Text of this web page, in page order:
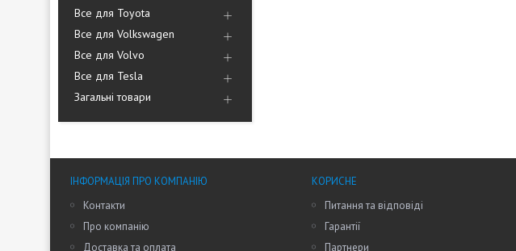
Все для Toyota
Все для Volkswagen
Все для Volvo
Все для Tesla
Загальні товари
ІНФОРМАЦІЯ ПРО КОМПАНІЮ
Контакти
Про компанію
Доставка та оплата
КОРИСНЕ
Питання та відповіді
Гарантії
Партнери